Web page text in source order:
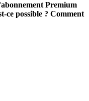
Premium
ce possible ? Comment